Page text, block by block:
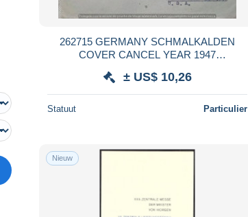
262715 GERMANY SCHMALKALDEN
COVER CANCEL YEAR 1947
POSTCARD
± US$ 10,26
Statuut Particulier
Nieuw